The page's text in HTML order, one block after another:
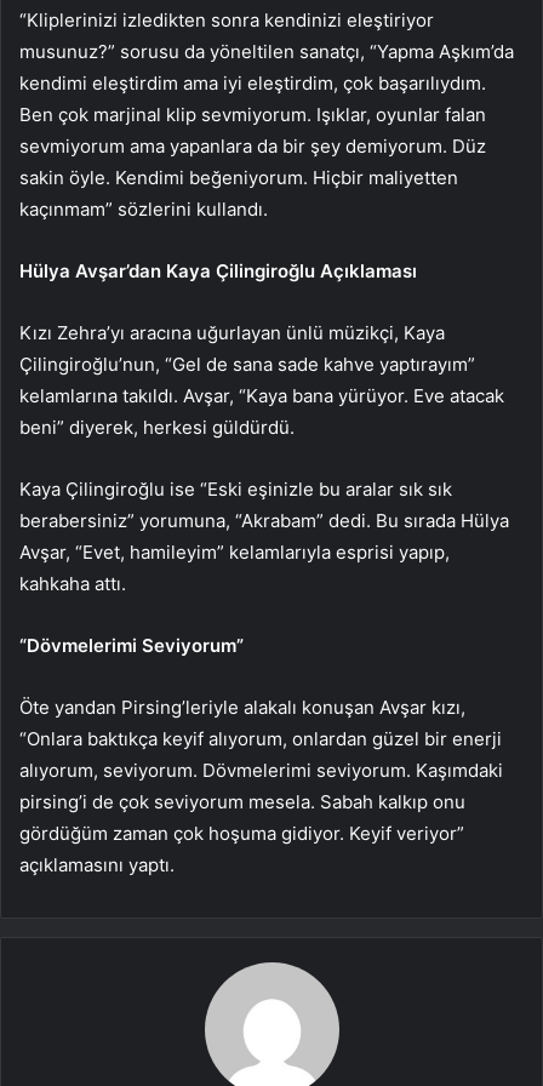
“Kliplerinizi izledikten sonra kendinizi eleştiriyor
musunuz?” sorusu da yöneltilen sanatçı, “Yapma Aşkım’da
kendimi eleştirdim ama iyi eleştirdim, çok başarılıydım.
Ben çok marjinal klip sevmiyorum. Işıklar, oyunlar falan
sevmiyorum ama yapanlara da bir şey demiyorum. Düz
sakin öyle. Kendimi beğeniyorum. Hiçbir maliyetten
kaçınmam” sözlerini kullandı.
Hülya Avşar’dan Kaya Çilingiroğlu Açıklaması
Kızı Zehra’yı aracına uğurlayan ünlü müzikçi, Kaya
Çilingiroğlu’nun, “Gel de sana sade kahve yaptırayım”
kelamlarına takıldı. Avşar, “Kaya bana yürüyor. Eve atacak
beni” diyerek, herkesi güldürdü.
Kaya Çilingiroğlu ise “Eski eşinizle bu aralar sık sık
berabersiniz” yorumuna, “Akrabam” dedi. Bu sırada Hülya
Avşar, “Evet, hamileyim” kelamlarıyla esprisi yapıp,
kahkaha attı.
“Dövmelerimi Seviyorum”
Öte yandan Pirsing’leriyle alakalı konuşan Avşar kızı,
“Onlara baktıkça keyif alıyorum, onlardan güzel bir enerji
alıyorum, seviyorum. Dövmelerimi seviyorum. Kaşımdaki
pirsing’i de çok seviyorum mesela. Sabah kalkıp onu
gördüğüm zaman çok hoşuma gidiyor. Keyif veriyor”
açıklamasını yaptı.